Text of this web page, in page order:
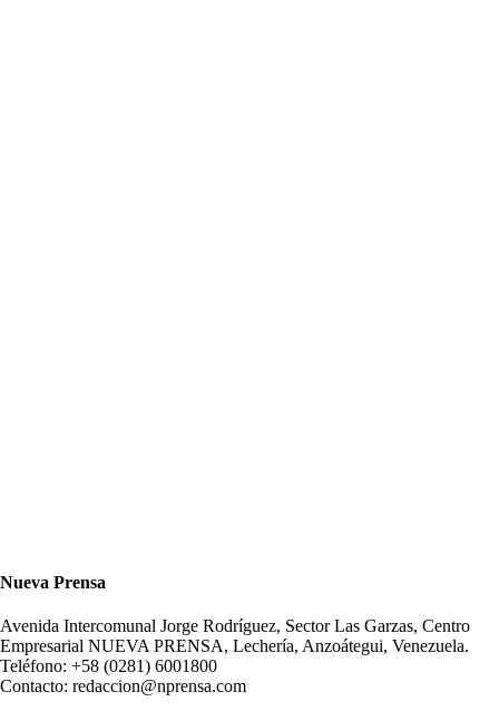
Nueva Prensa
Avenida Intercomunal Jorge Rodríguez, Sector Las Garzas, Centro
Empresarial NUEVA PRENSA, Lechería, Anzoátegui, Venezuela.
Teléfono: +58 (0281) 6001800
Contacto: redaccion@nprensa.com